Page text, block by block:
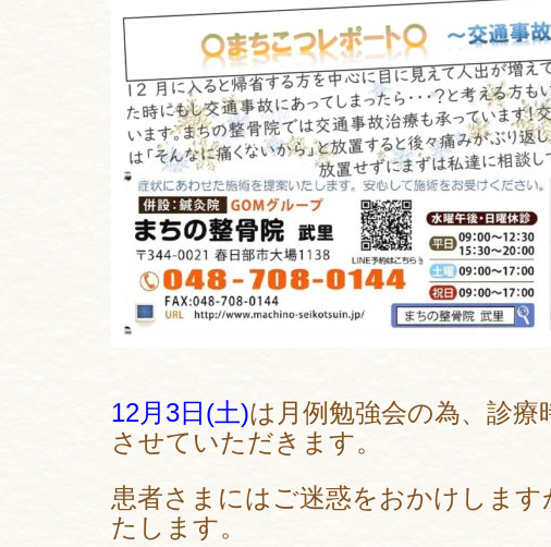
12月3日(土)は月例勉強会の為、診療
させていただきます。
患者さまにはご迷惑をおかけしま
たします。